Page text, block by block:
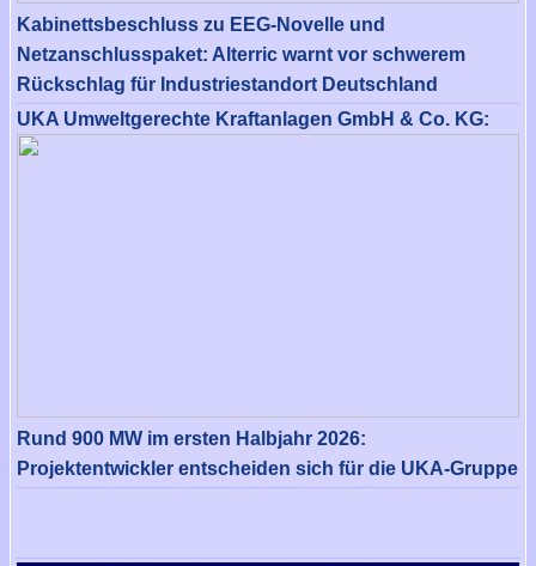
Kabinettsbeschluss zu EEG-Novelle und
Netzanschlusspaket: Alterric warnt vor schwerem
Rückschlag für Industriestandort Deutschland
UKA Umweltgerechte Kraftanlagen GmbH & Co. KG:
Rund 900 MW im ersten Halbjahr 2026:
Projektentwickler entscheiden sich für die UKA-Gruppe